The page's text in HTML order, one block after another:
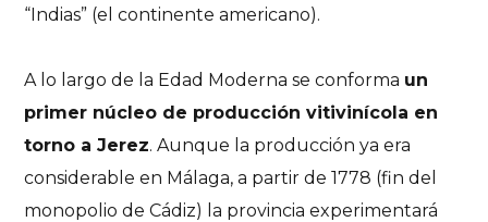
“Indias” (el continente americano).
A lo largo de la Edad Moderna se conforma un
primer núcleo de producción vitivinícola en
torno a Jerez. Aunque la producción ya era
considerable en Málaga, a partir de 1778 (fin del
monopolio de Cádiz) la provincia experimentará